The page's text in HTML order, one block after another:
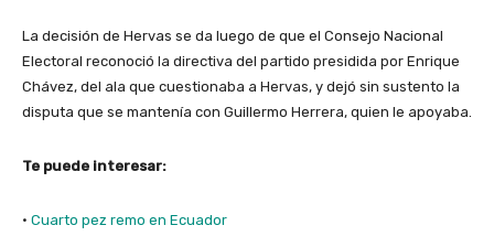
La decisión de Hervas se da luego de que el Consejo Nacional
Electoral reconoció la directiva del partido presidida por Enrique
Chávez, del ala que cuestionaba a Hervas, y dejó sin sustento la
disputa que se mantenía con Guillermo Herrera, quien le apoyaba.
Te puede interesar:
· Cuarto pez remo en Ecuador